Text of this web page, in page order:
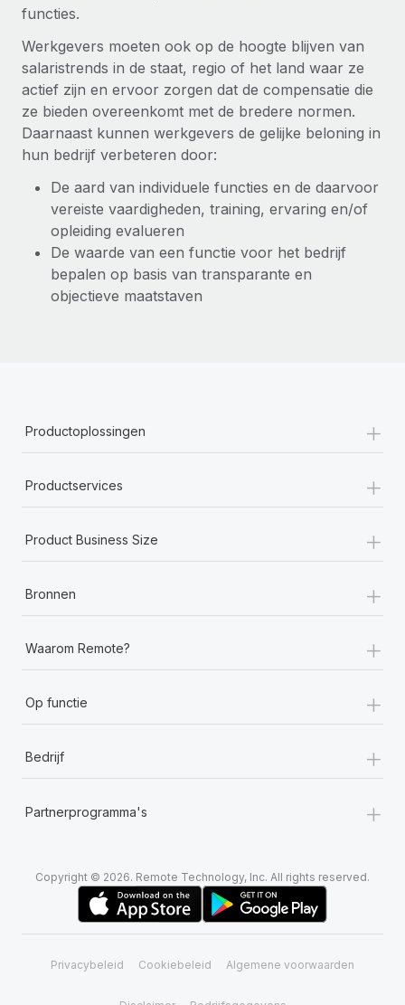
functies.
Werkgevers moeten ook op de hoogte blijven van
salaristrends in de staat, regio of het land waar ze
actief zijn en ervoor zorgen dat de compensatie die
ze bieden overeenkomt met de bredere normen.
Daarnaast kunnen werkgevers de gelijke beloning in
hun bedrijf verbeteren door:
De aard van individuele functies en de daarvoor
vereiste vaardigheden, training, ervaring en/of
opleiding evalueren
De waarde van een functie voor het bedrijf
bepalen op basis van transparante en
objectieve maatstaven
Productoplossingen +
Productservices +
Product Business Size +
Bronnen +
Waarom Remote? +
Op functie +
Bedrijf +
Partnerprogramma's +
Copyright © 2026. Remote Technology, Inc. All rights reserved.
Privacybeleid Cookiebeleid Algemene voorwaarden